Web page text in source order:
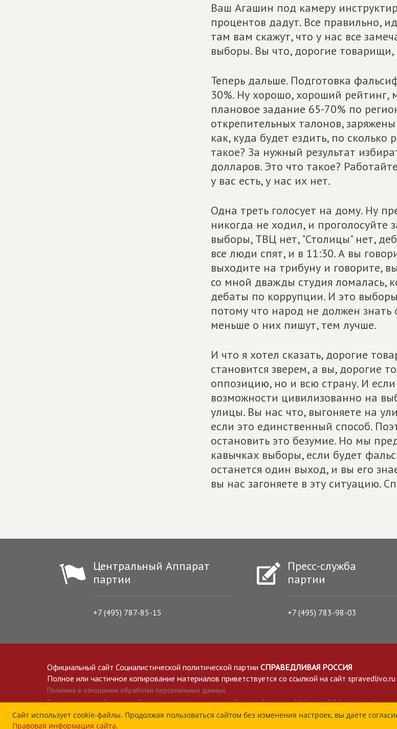
Ваш Агашин под камеру
процентов дадут. Все правильно,
там вам скажут, что у нас все
выборы. Вы что, дорогие товарищи,
Теперь дальше. Подготовка
30%. Ну хорошо, хороший рейтинг,
плановое задание 65-70% по
открепительных талонов,
как, куда будет ездить, по сколько
такое? За нужный результат
долларов. Это что такое?
у вас есть, у нас их нет.
Одна треть голосует на дому. Ну
никогда не ходил, и
выборы, ТВЦ нет, "Столицы" нет,
все люди спят, и в 11:30. А вы
выходите на трибуну и говорите,
со мной дважды студия ломалась,
дебаты по коррупции. И это
потому что народ не должен
меньше о них пишут, тем лучше.
И что я хотел сказать, дорогие
становится зверем, а вы, дорогие
оппозицию, но и всю страну. И
возможности цивилизованно на
улицы. Вы нас что, выгоняете на
если это единственный способ.
остановить это безумие. Но мы
кавычках выборы, если будет
останется один выход, и вы его
вы нас загоняете в эту ситуацию.
Центральный Аппарат
партии
+7 (495) 787-85-15
Пресс-служба
партии
+7 (495) 783-98-03
Официальный сайт Социалистической политической партии СПРАВЕДЛИВАЯ РОССИЯ
Полное или частичное копирование материалов приветствуется со ссылкой на сайт spravedlivo.ru
Политика в отношении обработки персональных данных
Все материалы сайта spravedlivo.ru доступны по лицензии Creative Commons Attribution 4.0 International
Сайт использует cookie-файлы. Продолжая пользоваться сайтом без изменения настроек, вы даёте
Правовая информация сайта.